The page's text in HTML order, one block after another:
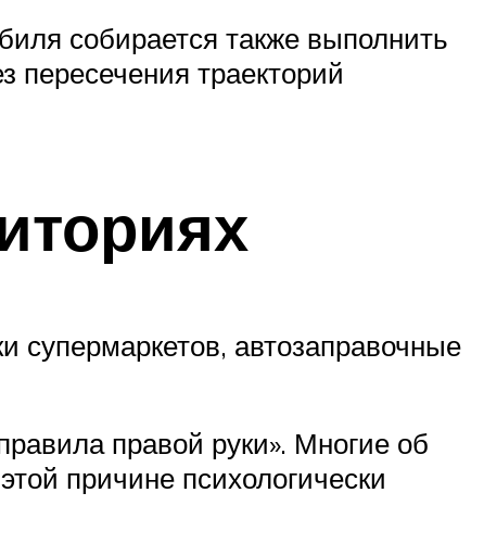
собирается также выполнить
пересечения траекторий
супермаркетов, автозаправочные
правой руки». Многие об
причине психологически